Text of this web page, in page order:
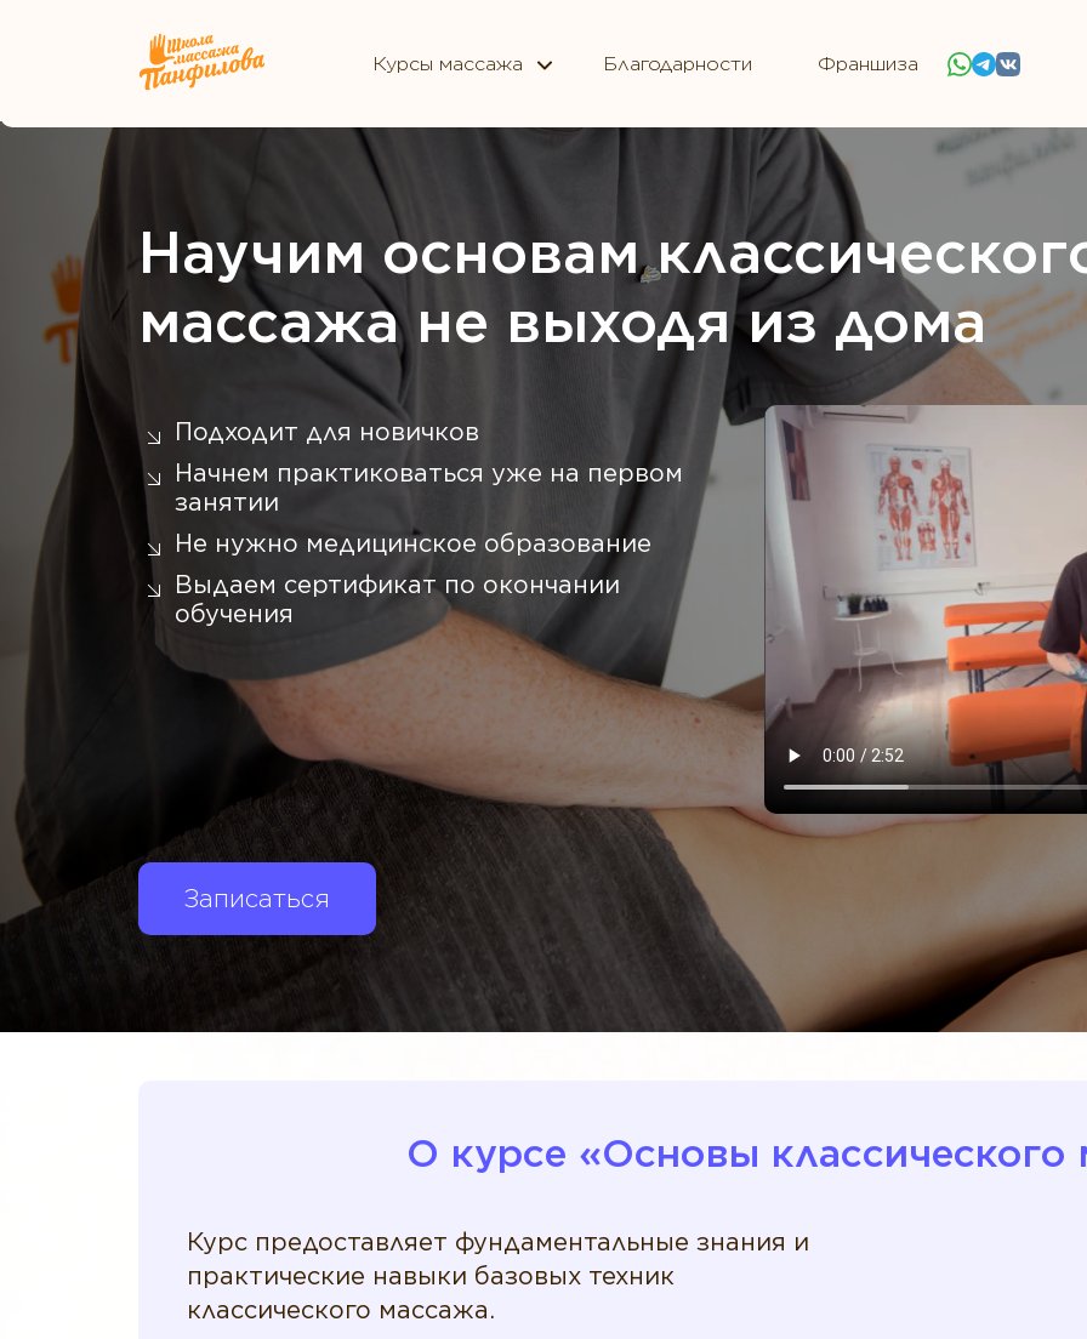
Курсы массажа Благодарности Франшиза
Научим основам
массажа не выходя из дома
Подходит для новичков
Начнем практиковаться уже на первом
занятии
Не нужно медицинское образование
Выдаем сертификат по окончании
обучения
Записаться
О курсе «‎Основы классического
Курс предоставляет фундаментальные знания и
практические навыки базовых техник
классического массажа.